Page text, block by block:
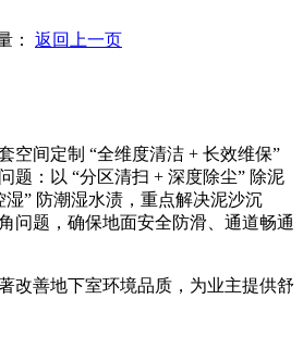
： 返回上一页
空间定制 “全维度清洁 + 长效维保”
题：以 “分区清扫 + 深度除尘” 除泥
湿” 防潮湿水渍，重点解决泥沙沉
问题，确保地面安全防滑、通道畅通
改善地下室环境品质，为业主提供舒